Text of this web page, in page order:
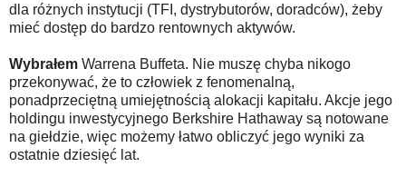
dla różnych instytucji (TFI, dystrybutorów, doradców), żeby
mieć dostęp do bardzo rentownych aktywów.
Wybrałem Warrena Buffeta. Nie muszę chyba nikogo
przekonywać, że to człowiek z fenomenalną,
ponadprzeciętną umiejętnością alokacji kapitału. Akcje jego
holdingu inwestycyjnego Berkshire Hathaway są notowane
na giełdzie, więc możemy łatwo obliczyć jego wyniki za
ostatnie dziesięć lat.